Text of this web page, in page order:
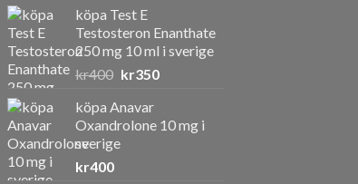
köpa Test E
Testosteron Enanthate
250 mg 10 ml i sverige
kr400 Det
priset
var:
kr400.
kr350Det
är:
köpa Anavar
Oxandrolone 10 mg i
sverige
kr400